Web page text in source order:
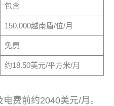
包含
150,000越南盾/位/月
免费
约18.50美元/平方米/月
费前约2040美元/月。